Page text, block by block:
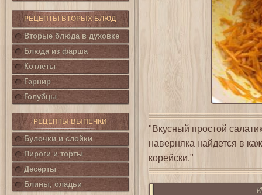
РЕЦЕПТЫ ВТОРЫХ БЛЮД
Вторые блюда в духовке
Блюда из фарша
Котлеты
Гарнир
Голубцы
РЕЦЕПТЫ ВЫПЕЧКИ
Булочки и слойки
Пироги и торты
Десерты
Блины, оладьи
"Вкусный простой
наверняка найдется в
корейски."